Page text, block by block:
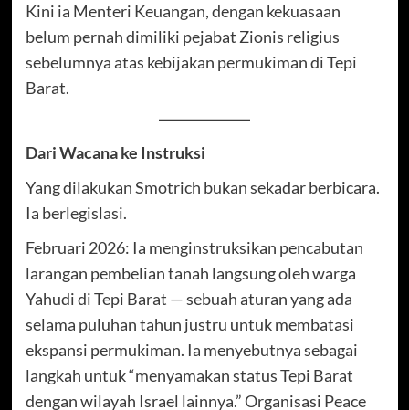
Kini ia Menteri Keuangan, dengan kekuasaan
belum pernah dimiliki pejabat Zionis religius
sebelumnya atas kebijakan permukiman di Tepi
Barat.
Dari Wacana ke Instruksi
Yang dilakukan Smotrich bukan sekadar berbicara.
Ia berlegislasi.
Februari 2026: Ia menginstruksikan pencabutan
larangan pembelian tanah langsung oleh warga
Yahudi di Tepi Barat — sebuah aturan yang ada
selama puluhan tahun justru untuk membatasi
ekspansi permukiman. Ia menyebutnya sebagai
langkah untuk “menyamakan status Tepi Barat
dengan wilayah Israel lainnya.” Organisasi Peace